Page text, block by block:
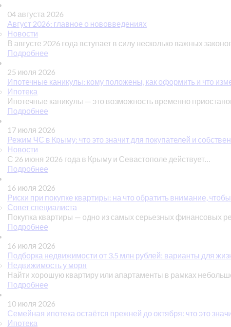
04 августа 2026
Август 2026: главное о нововведениях
Новости
В августе 2026 года вступает в силу несколько важных
Подробнее
25 июля 2026
Ипотечные каникулы: кому положены, как оформить и что
Ипотека
Ипотечные каникулы — это возможность временно
Подробнее
17 июля 2026
Режим ЧС в Крыму: что это значит для покупателей и
Новости
С 26 июня 2026 года в Крыму и Севастополе действует…
Подробнее
16 июля 2026
Риски при покупке квартиры: на что обратить внимание,
Совет специалиста
Покупка квартиры — одно из самых серьезных финансовых
Подробнее
16 июля 2026
Подборка недвижимости от 3.5 млн рублей: варианты для
Недвижимость у моря
Найти хорошую квартиру или апартаменты в рамках
Подробнее
10 июля 2026
Семейная ипотека остаётся прежней до октября: что это
Ипотека